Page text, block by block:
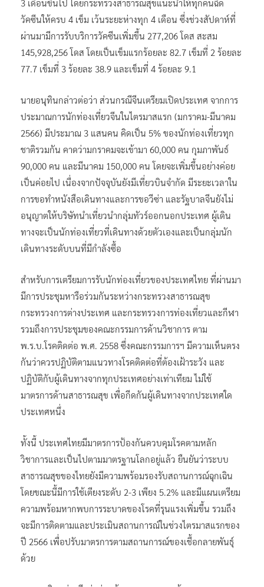
3 เดือนขึ้นไป โดยกระทรวงสาธารณสุขแนะนำให้ทุกคนฉีด
วัคซีนให้ครบ 4 เข็ม เว้นระยะห่างทุก 4 เดือน ซึ่งช่วงสัปดาห์ที่
ผ่านมามีการรับบริการวัคซีนเพิ่มขึ้น 277,206 โดส สะสม
145,928,256 โดส โดยเป็นเข็มแรกร้อยละ 82.7 เข็มที่ 2 ร้อยละ
77.7 เข็มที่ 3 ร้อยละ 38.9 และเข็มที่ 4 ร้อยละ 9.1
นายอนุทินกล่าวต่อว่า ส่วนกรณีจีนเตรียมเปิดประเทศ จากการ
ประมาณการนักท่องเที่ยวจีนในไตรมาสแรก (มกราคม-มีนาคม
2566) มีประมาณ 3 แสนคน คิดเป็น 5% ของนักท่องเที่ยวทุก
ชาติรวมกัน คาดว่ามกราคมจะเข้ามา 60,000 คน กุมภาพันธ์
90,000 คน และมีนาคม 150,000 คน โดยจะเพิ่มขึ้นอย่างค่อย
เป็นค่อยไป เนื่องจากปัจจุบันยังมีเที่ยวบินจำกัด มีระยะเวลาใน
การขอทำหนังสือเดินทางและการขอวีซ่า และรัฐบาลจีนยังไม่
อนุญาตให้บริษัทนำเที่ยวนำกลุ่มทัวร์ออกนอกประเทศ ผู้เดิน
ทางจะเป็นนักท่องเที่ยวที่เดินทางด้วยตัวเองและเป็นกลุ่มนัก
เดินทางระดับบนที่มีกำลังซื้อ
สำหรับการเตรียมการรับนักท่องเที่ยวของประเทศไทย ที่ผ่านมา
มีการประชุมหารือร่วมกันระหว่างกระทรวงสาธารณสุข
กระทรวงการต่างประเทศ และกระทรวงการท่องเที่ยวและกีฬา
รวมถึงการประชุมของคณะกรรมการด้านวิชาการ ตาม
พ.ร.บ.โรคติดต่อ พ.ศ. 2558 ซึ่งคณะกรรมการฯ มีความเห็นตรง
กันว่าควรปฏิบัติตามแนวทางโรคติดต่อที่ต้องเฝ้าระวัง และ
ปฏิบัติกับผู้เดินทางจากทุกประเทศอย่างเท่าเทียม ไม่ใช้
มาตรการด้านสาธารณสุข เพื่อกีดกันผู้เดินทางจากประเทศใด
ประเทศหนึ่ง
ทั้งนี้ ประเทศไทยมีมาตรการป้องกันควบคุมโรคตามหลัก
วิชาการและเป็นไปตามมาตรฐานโลกอยู่แล้ว ยืนยันว่าระบบ
สาธารณสุขของไทยยังมีความพร้อมรองรับสถานการณ์ฉุกเฉิน
โดยขณะนี้มีการใช้เตียงระดับ 2-3 เพียง 5.2% และมีแผนเตรียม
ความพร้อมหากพบการระบาดของโรคที่รุนแรงเพิ่มขึ้น รวมถึง
จะมีการติดตามและประเมินสถานการณ์ในช่วงไตรมาสแรกของ
ปี 2566 เพื่อปรับมาตรการตามสถานการณ์ของเชื้อกลายพันธุ์
ด้วย